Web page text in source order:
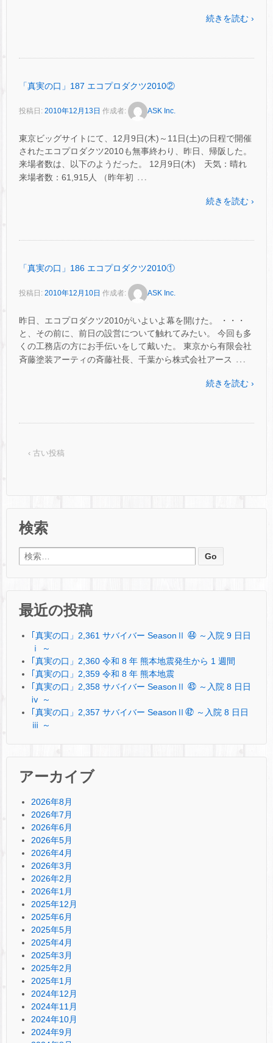
続きを読む ›
「真実の口」187 エコプロダクツ2010②
投稿日: 2010年12月13日 作成者: ASK Inc.
東京ビッグサイトにて、12月9日(木)～11日(土)の日程で開催
されたエコプロダクツ2010も無事終わり、昨日、帰阪した。
来場者数は、以下のようだった。 12月9日(木) 天気：晴れ
来場者数：61,915人 （昨年初 …
続きを読む ›
「真実の口」186 エコプロダクツ2010①
投稿日: 2010年12月10日 作成者: ASK Inc.
昨日、エコプロダクツ2010がいよいよ幕を開けた。 ・・・
と、その前に、前日の設営について触れてみたい。 今回も多
くの工務店の方にお手伝いをして戴いた。 東京から有限会社
斉藤塗装アーティの斉藤社長、千葉から株式会社アース …
続きを読む ›
‹ 古い投稿
検索
検索:
最近の投稿
｢真実の口」2,361 サバイバー SeasonⅡ ㊹ ～入院 9 日日
ⅰ ～
｢真実の口」2,360 令和 8 年 熊本地震発生から 1 週間
｢真実の口」2,359 令和 8 年 熊本地震
｢真実の口」2,358 サバイバー SeasonⅡ ㊸ ～入院 8 日日
ⅳ ～
｢真実の口」2,357 サバイバー SeasonⅡ㊷ ～入院 8 日日
ⅲ ～
アーカイブ
2026年8月
2026年7月
2026年6月
2026年5月
2026年4月
2026年3月
2026年2月
2026年1月
2025年12月
2025年6月
2025年5月
2025年4月
2025年3月
2025年2月
2025年1月
2024年12月
2024年11月
2024年10月
2024年9月